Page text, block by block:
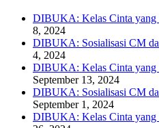
DIBUKA: Kelas Cinta yang
8, 2024
DIBUKA: Sosialisasi CM
4, 2024
DIBUKA: Kelas Cinta yang
September 13, 2024
DIBUKA: Sosialisasi CM
September 1, 2024
DIBUKA: Kelas Cinta yang